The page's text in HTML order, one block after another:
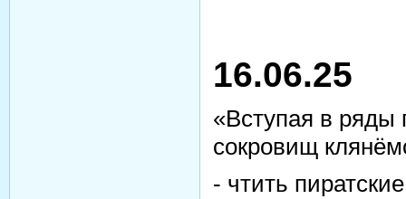
16.06.25
«Вступая в ряды
сокровищ
- чтить